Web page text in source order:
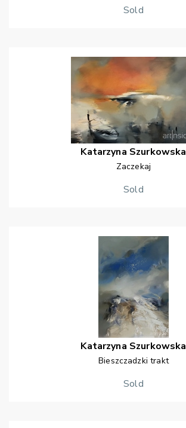
Sold
Katarzyna Szurkowska
Zaczekaj
Sold
Katarzyna Szurkowska
Bieszczadzki trakt
Sold